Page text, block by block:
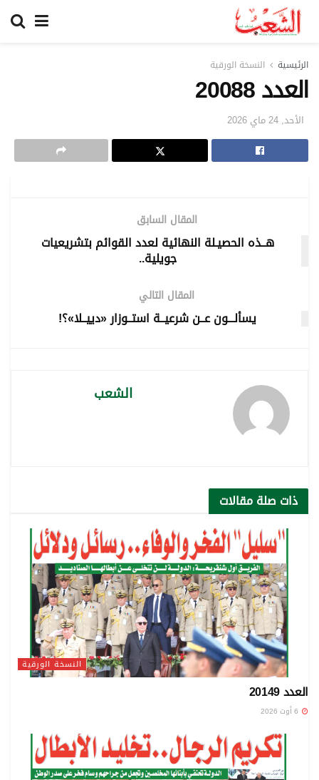
الرئيسية النسخة الورقية
العدد 20088
الأحد, 24 ماي 2026
المقال السابق
هــذه الحصيـلة النهائية لعدد القوائم بتشريعيات
جويلية..
المقال التالي
يسألـــون عــن شرعيــة استــوزار «دييــلا»؟!
الشعب
ذات صلةمقالات
النسخة الورقية
العدد 20149